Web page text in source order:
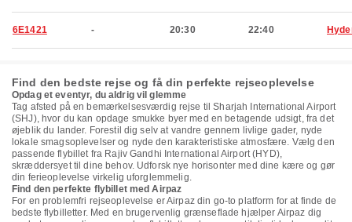
6E1421 - 20:30 22:40
Find den bedste rejse og få din perfekte rejseoplevelse
Opdag et eventyr, du aldrig vil glemme
Tag afsted på en bemærkelsesværdig rejse til Sharjah International Airport
(SHJ), hvor du kan opdage smukke byer med en betagende udsigt, fra det
øjeblik du lander. Forestil dig selv at vandre gennem livlige gader, nyde
lokale smagsoplevelser og nyde den karakteristiske atmosfære. Vælg den
passende flybillet fra Rajiv Gandhi International Airport (HYD),
skræddersyet til dine behov. Udforsk nye horisonter med dine kære og gør
din ferieoplevelse virkelig uforglemmelig.
Find den perfekte flybillet med Airpaz
For en problemfri rejseoplevelse er Airpaz din go-to platform for at finde de
bedste flybilletter. Med en brugervenlig grænseflade hjælper Airpaz dig